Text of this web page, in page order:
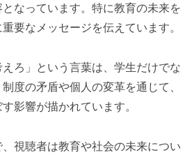
なっています。特に教育の未来を
要なメッセージを伝えています。
ろ」という言葉は、学生だけでな
度の矛盾や個人の変革を通じて、
影響が描かれています。
視聴者は教育や社会の未来につい